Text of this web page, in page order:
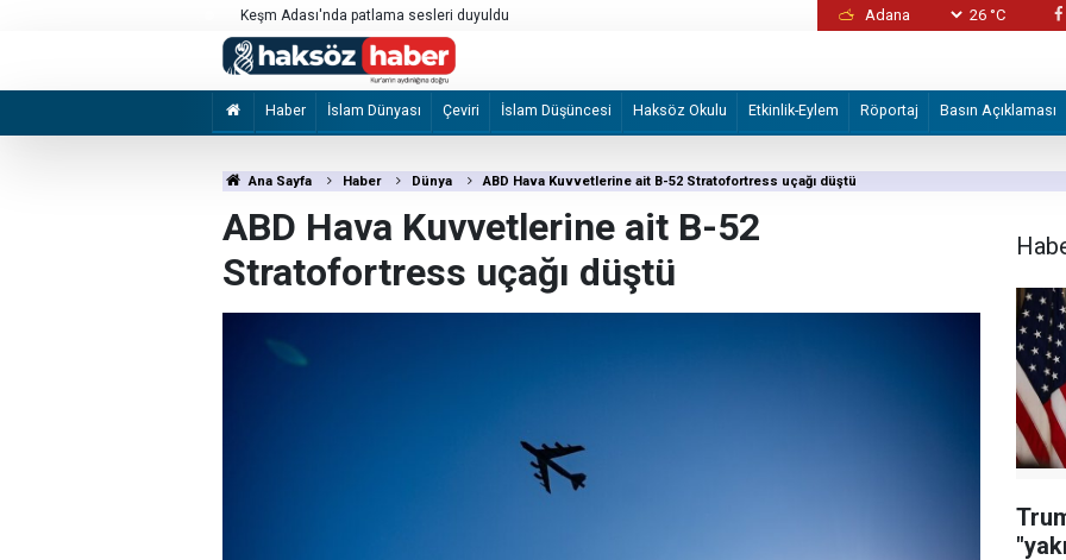
Keşm Adası'nda patlama sesleri duyuldu
İzmir Büyükşehir Belediyesine yönelik
26 °C
Haber İslam Dünyası Çeviri İslam Düşüncesi Haksöz Okulu Etkinlik-Eylem Röportaj Basın Açıklaması
Ana Sayfa Haber Dünya ABD Hava Kuvvetlerine ait B-52 Stratofortress uçağı düştü
ABD Hava Kuvvetlerine ait B-52
Stratofortress uçağı düştü